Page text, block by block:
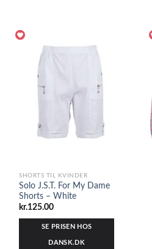
SHORTS TIL KVINDER
Solo J.S.T. For My Dame
Shorts – White
kr.125.00
SE PRISEN HOS
DANSK.DK